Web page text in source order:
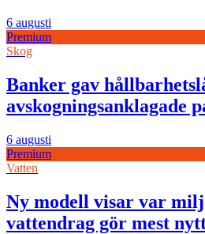
6 augusti
Premium
Skog
Banker gav
avskogningsanklagade
6 augusti
Premium
Vatten
Ny modell visar var
vattendrag gör mest